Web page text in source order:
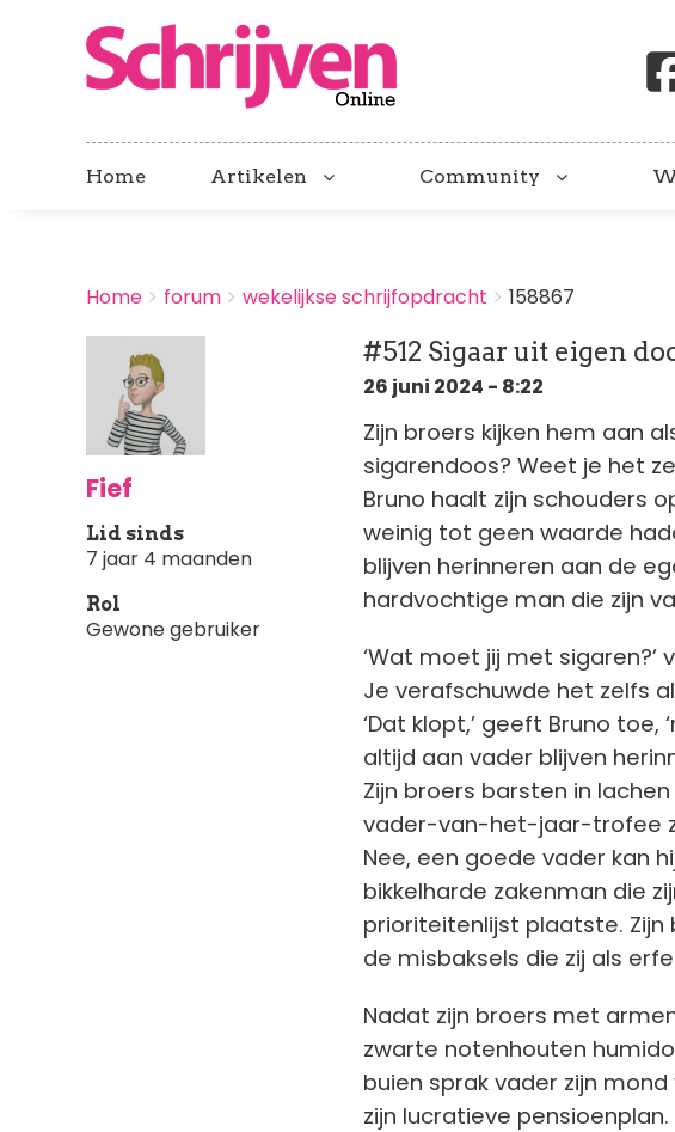
Home Artikelen Community
BREADCRUMBS
You
here:
Home forum wekelijkse schrijfopdracht 158867
Fief
Lid sinds
7 jaar 4 maanden
Rol
Gewone gebruiker
#512 Sigaar uit eigen
26 juni 2024 - 8:22
Zijn broers kijken hem aan
sigarendoos? Weet je het
Bruno haalt zijn schouders
weinig tot geen waarde
blijven herinneren aan de
hardvochtige man die zijn
‘Wat moet jij met sigaren?’
Je verafschuwde het zelfs
‘Dat klopt,’ geeft Bruno
altijd aan vader blijven
Zijn broers barsten in
vader-van-het-jaar-trofee
Nee, een goede vader kan
bikkelharde zakenman die
prioriteitenlijst plaatste. Zijn
de misbaksels die zij als
Nadat zijn broers met
zwarte notenhouten
buien sprak vader zijn
zijn lucratieve pensioenplan.